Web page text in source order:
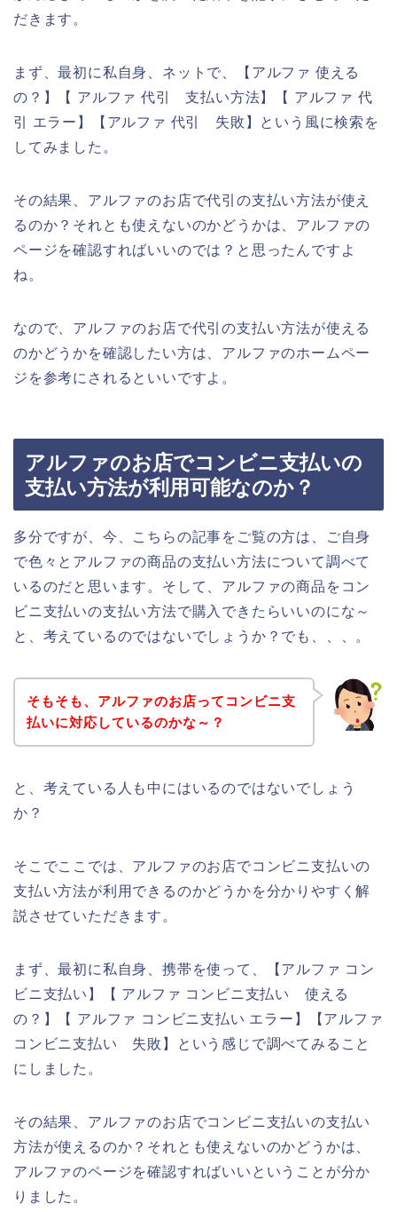
だきます。
まず、最初に私自身、ネットで、【アルファ 使える
の？】【 アルファ 代引 支払い方法】【 アルファ 代
引 エラー】【アルファ 代引 失敗】という風に検索を
してみました。
その結果、アルファのお店で代引の支払い方法が使え
るのか？それとも使えないのかどうかは、アルファの
ページを確認すればいいのでは？と思ったんですよ
ね。
なので、アルファのお店で代引の支払い方法が使える
のかどうかを確認したい方は、アルファのホームペー
ジを参考にされるといいですよ。
アルファのお店でコンビニ支払いの
支払い方法が利用可能なのか？
多分ですが、今、こちらの記事をご覧の方は、ご自身
で色々とアルファの商品の支払い方法について調べて
いるのだと思います。そして、アルファの商品をコン
ビニ支払いの支払い方法で購入できたらいいのにな～
と、考えているのではないでしょうか？でも、、、。
そもそも、アルファのお店ってコンビニ支
払いに対応しているのかな～？
と、考えている人も中にはいるのではないでしょう
か？
そこでここでは、アルファのお店でコンビニ支払いの
支払い方法が利用できるのかどうかを分かりやすく解
説させていただきます。
まず、最初に私自身、携帯を使って、【アルファ コン
ビニ支払い】【 アルファ コンビニ支払い 使える
の？】【 アルファ コンビニ支払い エラー】【アルファ
コンビニ支払い 失敗】という感じで調べてみること
にしました。
その結果、アルファのお店でコンビニ支払いの支払い
方法が使えるのか？それとも使えないのかどうかは、
アルファのページを確認すればいいということが分か
りました。